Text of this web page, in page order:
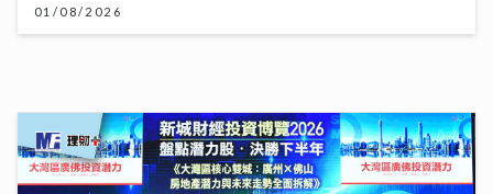
聚焦環球資產配置：專家剖析大灣區房地產潛力 AI推動
全球企業市值增長
12/07/2026